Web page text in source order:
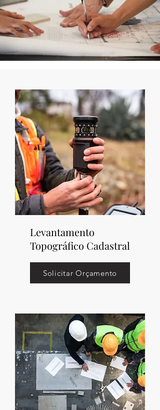
Levantamento
Topográfico Cadastral
Solicitar Orçamento